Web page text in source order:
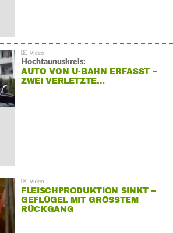
Hochtaunuskreis:
AUTO VON U-BAHN ERFASST –
ZWEI VERLETZTE…
FLEISCHPRODUKTION SINKT –
GEFLÜGEL MIT GRÖSSTEM R
ÜCKGANG